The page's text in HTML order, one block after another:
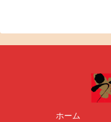
ホーム